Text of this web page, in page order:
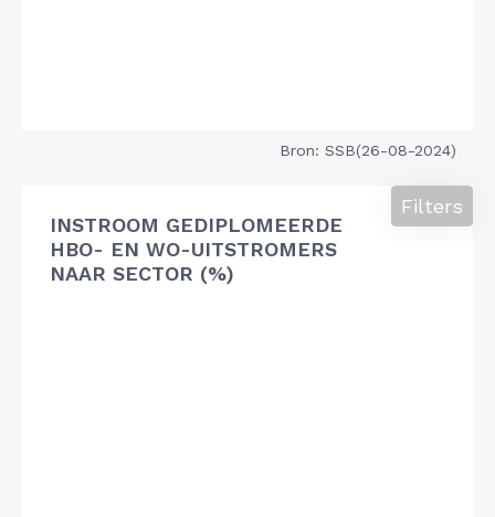
Bron: SSB(26-08-2024)
INSTROOM GEDIPLOMEERDE
HBO- EN WO-UITSTROMERS
NAAR SECTOR (%)
Filters